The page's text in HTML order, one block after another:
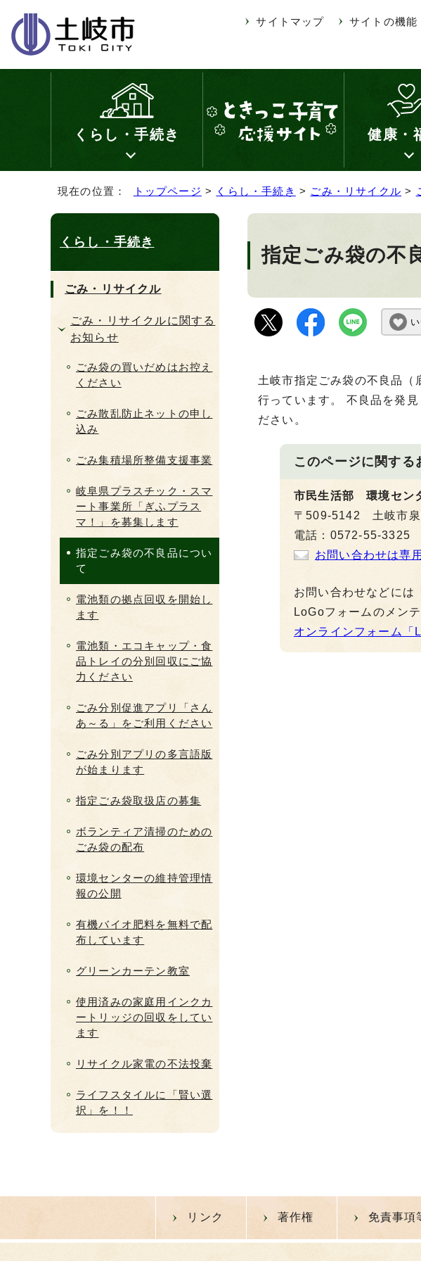
サイトマップ サイトの機能
くらし・手続き 健康・
現在の位置： トップページ > くらし・手続き > ごみ・リサイクル >
指定ごみ袋の不
土岐市指定ごみ袋の不良品（
行っています。 不良品を発
ださい。
このページに関する
市民生活部 環境セン
〒509-5142 土岐市
電話：0572-55-3325
お問い合わせは専
お問い合わせなどには
LoGoフォームのメン
オンラインフォーム「
くらし・手続き
ごみ・リサイクル
ごみ・リサイクルに関する
お知らせ
ごみ袋の買いだめはお控え
ください
ごみ散乱防止ネットの申し
込み
ごみ集積場所整備支援事業
岐阜県プラスチック・スマ
ート事業所「ぎふプラス
マ！」を募集します
指定ごみ袋の不良品につい
て
電池類の拠点回収を開始し
ます
電池類・エコキャップ・食
品トレイの分別回収にご協
力ください
ごみ分別促進アプリ「さん
あ～る」をご利用ください
ごみ分別アプリの多言語版
が始まります
指定ごみ袋取扱店の募集
ボランティア清掃のための
ごみ袋の配布
環境センターの維持管理情
報の公開
有機バイオ肥料を無料で配
布しています
グリーンカーテン教室
使用済みの家庭用インクカ
ートリッジの回収をしてい
ます
リサイクル家電の不法投棄
ライフスタイルに「賢い選
択」を！！
リンク 著作権 免責事項